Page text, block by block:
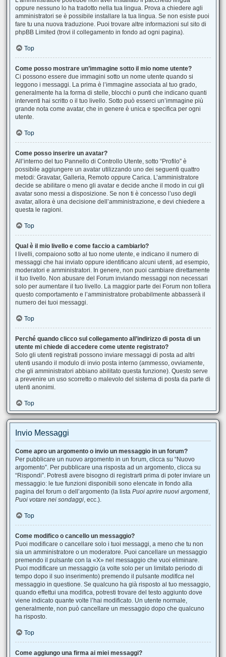
oppure nessuno lo ha tradotto nella tua lingua. Prova a chiedere agli
amministratori se è possibile installare la tua lingua. Se non esiste puoi
fare tu una nuova traduzione. Puoi trovare altre informazioni sul sito di
phpBB Limited (trovi il collegamento in fondo ad ogni pagina).
Top
Come posso mostrare un’immagine sotto il mio nome utente?
Ci possono essere due immagini sotto un nome utente quando si
leggono i messaggi. La prima è l’immagine associata al tuo grado,
generalmente ha la forma di stelle, blocchi o punti che indicano quanti
interventi hai scritto o il tuo livello. Sotto può esserci un’immagine più
grande nota come avatar, che in genere è unica e specifica per ogni
utente.
Top
Come posso inserire un avatar?
All’interno del tuo Pannello di Controllo Utente, sotto “Profilo” è
possibile aggiungere un avatar utilizzando uno dei seguenti quattro
metodi: Gravatar, Galleria, Remoto oppure Carica. L’amministratore
decide se abilitare o meno gli avatar e decide anche il modo in cui gli
avatar sono messi a disposizione. Se non ti è concesso l’uso degli
avatar, allora è una decisione dell’amministrazione, e devi chiedere a
questa le ragioni.
Top
Qual è il mio livello e come faccio a cambiarlo?
I livelli, compaiono sotto al tuo nome utente, e indicano il numero di
messaggi che hai inviato oppure identificano alcuni utenti, ad esempio,
moderatori e amministratori. In genere, non puoi cambiare direttamente
il tuo livello. Non abusare del Forum inviando messaggi non necessari
solo per aumentare il tuo livello. La maggior parte dei Forum non tollera
questo comportamento e l’amministratore probabilmente abbasserà il
numero dei tuoi messaggi.
Top
Perché quando clicco sul collegamento all’indirizzo di posta di un
utente mi chiede di accedere come utente registrato?
Solo gli utenti registrati possono inviare messaggi di posta ad altri
utenti usando il modulo di invio posta interno (ammesso, ovviamente,
che gli amministratori abbiano abilitato questa funzione). Questo serve
a prevenire un uso scorretto o malevolo del sistema di posta da parte di
utenti anonimi.
Top
Invio Messaggi
Come apro un argomento o invio un messaggio in un forum?
Per pubblicare un nuovo argomento in un forum, clicca su “Nuovo
argomento”. Per pubblicare una risposta ad un argomento, clicca su
“Rispondi”. Potresti avere bisogno di registrarti prima di poter inviare un
messaggio: le tue funzioni disponibili sono elencate in fondo alla
pagina del forum o dell’argomento (la lista Puoi aprire nuovi argomenti,
Puoi votare nei sondaggi, ecc.).
Top
Come modifico o cancello un messaggio?
Puoi modificare o cancellare solo i tuoi messaggi, a meno che tu non
sia un amministratore o un moderatore. Puoi cancellare un messaggio
premendo il pulsante con la «X» nel messaggio che vuoi eliminare.
Puoi modificare un messaggio (a volte solo per un limitato periodo di
tempo dopo il suo inserimento) premendo il pulsante modifica nel
messaggio in questione. Se qualcuno ha già risposto al tuo messaggio,
quando effettui una modifica, potresti trovare del testo aggiunto dove
viene indicato quante volte l’hai modificato. Un utente normale,
generalmente, non può cancellare un messaggio dopo che qualcuno
ha risposto.
Top
Come aggiungo una firma ai miei messaggi?